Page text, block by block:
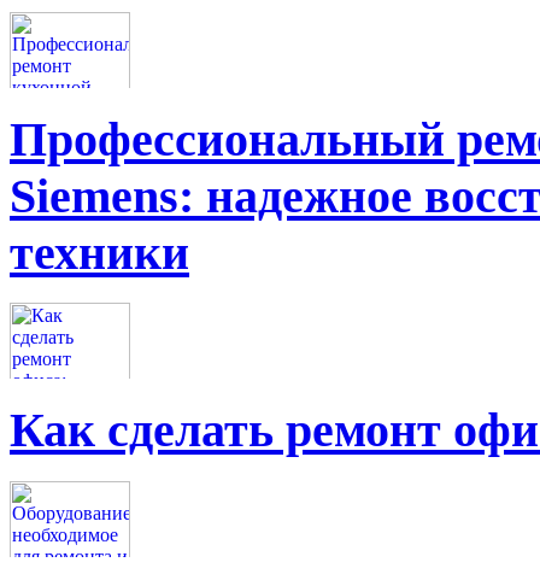
Профессиональный
Siemens: надежное
техники
Как сделать ремонт